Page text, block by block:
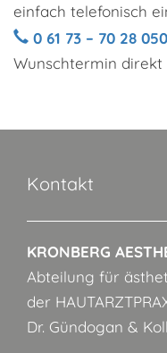
einfach telefonisch
0 61 73 – 70 28 050
Wunschtermin direkt
Kontakt
KRONBERG
Abteilung für
der
Dr. Gündogan &